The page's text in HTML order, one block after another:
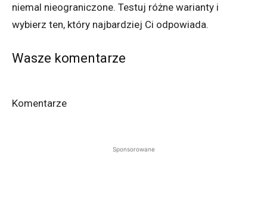
niemal nieograniczone. Testuj różne warianty i
wybierz ten, który najbardziej Ci odpowiada.
Wasze komentarze
Komentarze
Sponsorowane